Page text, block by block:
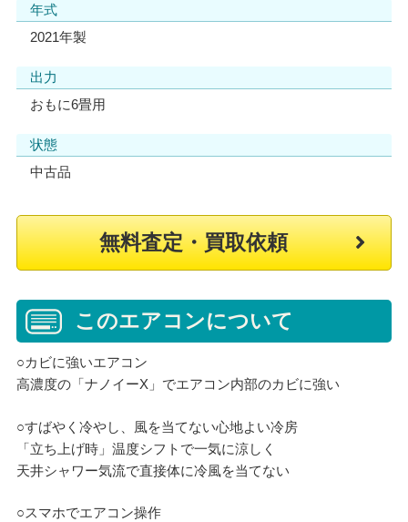
年式
2021年製
出力
おもに6畳用
状態
中古品
無料査定・買取依頼
このエアコンについて
○カビに強いエアコン
高濃度の「ナノイーX」でエアコン内部のカビに強い
○すばやく冷やし、風を当てない心地よい冷房
「立ち上げ時」温度シフトで一気に涼しく
天井シャワー気流で直接体に冷風を当てない
○スマホでエアコン操作